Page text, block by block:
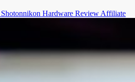
Shotonnikon Hardware ReviewAffiliate